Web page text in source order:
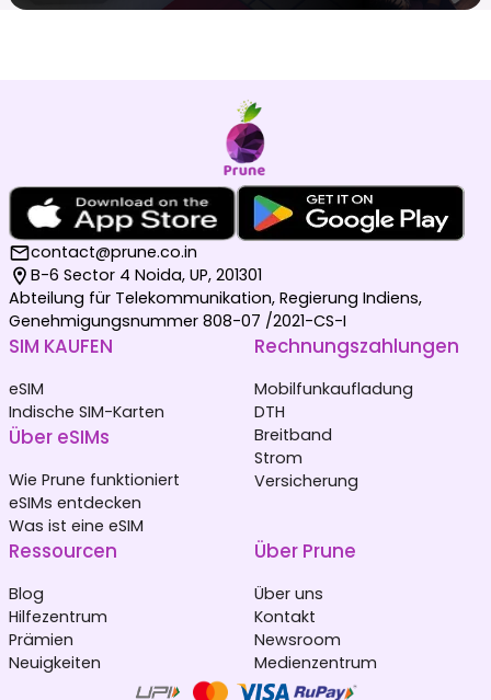
contact@prune.co.in
B-6 Sector 4 Noida, UP, 201301
Abteilung für Telekommunikation, Regierung Indiens,
Genehmigungsnummer 808-07 /2021-CS-I
SIM KAUFEN
eSIM
Indische SIM-Karten
Über eSIMs
Wie Prune funktioniert
eSIMs entdecken
Was ist eine eSIM
Rechnungszahlungen
Mobilfunkaufladung
DTH
Breitband
Strom
Versicherung
Ressourcen
Blog
Hilfezentrum
Prämien
Neuigkeiten
Über Prune
Über uns
Kontakt
Newsroom
Medienzentrum